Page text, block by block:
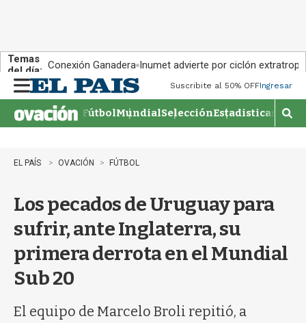
Temas
del día: Conexión Ganadera Inumet advierte por ciclón
n
u
Suscribite al 50% OFFIngresar
FútbolMundialSelecciónEstadisticas
M
o
q
EL PAÍS OVACIÓN FÚTBOL
Los pecados de Uruguay para
sufrir, ante Inglaterra, su
primera derrota en el Mundial
Sub 20
El equipo de Marcelo Broli repitió, a